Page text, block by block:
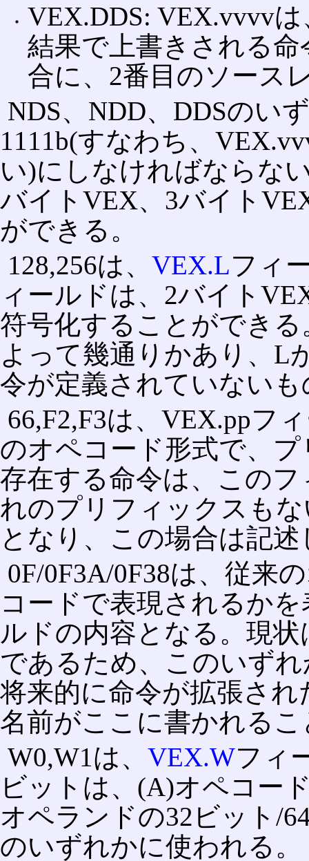
VEX.DDS: VEX.vvvv
結果で上書きされる命
合に、2番目のソース
NDS、NDD、DDSのい
1111b(すなわち、
い)にしなければならな
バイトVEX、3バイト
ができる。
128,256は、VEX.Lフィ
ィールドは、2バイト
符号化することができ
よって幾通りかあり、L
令が定義されていない
66,F2,F3は、VEX.ppフ
のオペコード形式で、
存在する命令は、この
れのプリフィックスも
となり、この場合は記
0F/0F3A/0F38は、従来
コードで表現されるか
ルドの内容となる。現
であるため、このいず
将来的に命令が拡張さ
名前がここに書かれる
W0,W1は、VEX.Wフィ
ビットは、(A)オペコー
オペランドの32ビット/
のいずれかに使われる。